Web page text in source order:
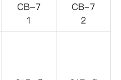
CB-7
1
CB-7
2